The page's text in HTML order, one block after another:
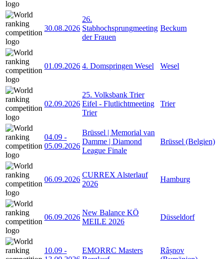
30.08.2026
26.
Stabhochsprungmeeting
der Frauen
Beckum
01.09.2026 4. Domspringen Wesel Wesel
02.09.2026
25. Volksbank Trier
Eifel - Flutlichtmeeting
Trier
Trier
04.09 -
05.09.2026
Brüssel | Memorial van
Damme | Diamond
League Finale
Brüssel (Belgien)
06.09.2026
CURREX Alsterlauf
2026
Hamburg
06.09.2026
New Balance KÖ
MEILE 2026
Düsseldorf
10.09 -
EMORRC Masters
Râșnov